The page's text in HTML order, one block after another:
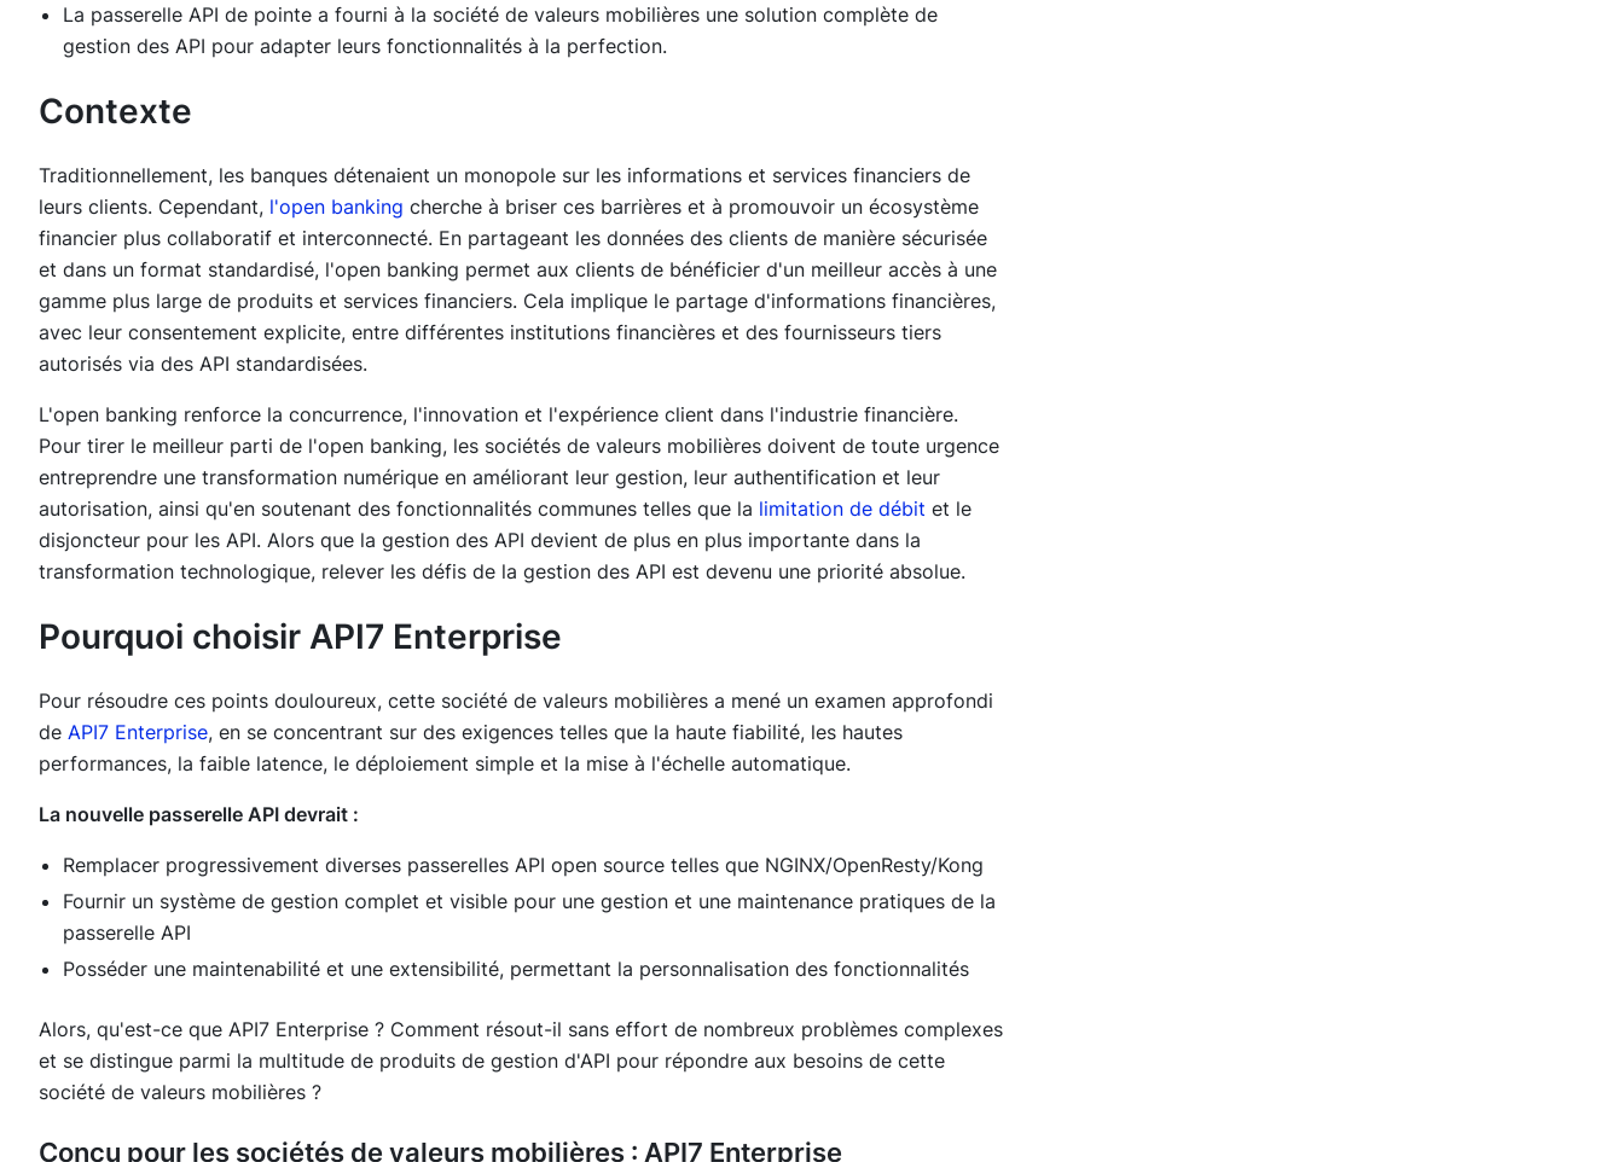
La passerelle API de pointe a fourni à la société de valeurs mobilières une solution complète de
gestion des API pour adapter leurs fonctionnalités à la perfection.
Contexte
Traditionnellement, les banques détenaient un monopole sur les informations et services financiers de
leurs clients. Cependant, l'open banking cherche à briser ces barrières et à promouvoir un écosystème
financier plus collaboratif et interconnecté. En partageant les données des clients de manière sécurisée
et dans un format standardisé, l'open banking permet aux clients de bénéficier d'un meilleur accès à une
gamme plus large de produits et services financiers. Cela implique le partage d'informations financières,
avec leur consentement explicite, entre différentes institutions financières et des fournisseurs tiers
autorisés via des API standardisées.
L'open banking renforce la concurrence, l'innovation et l'expérience client dans l'industrie financière.
Pour tirer le meilleur parti de l'open banking, les sociétés de valeurs mobilières doivent de toute urgence
entreprendre une transformation numérique en améliorant leur gestion, leur authentification et leur
autorisation, ainsi qu'en soutenant des fonctionnalités communes telles que la limitation de débit et le
disjoncteur pour les API. Alors que la gestion des API devient de plus en plus importante dans la
transformation technologique, relever les défis de la gestion des API est devenu une priorité absolue.
Pourquoi choisir API7 Enterprise
Pour résoudre ces points douloureux, cette société de valeurs mobilières a mené un examen approfondi
de API7 Enterprise, en se concentrant sur des exigences telles que la haute fiabilité, les hautes
performances, la faible latence, le déploiement simple et la mise à l'échelle automatique.
La nouvelle passerelle API devrait :
Remplacer progressivement diverses passerelles API open source telles que NGINX/OpenResty/Kong
Fournir un système de gestion complet et visible pour une gestion et une maintenance pratiques de la
passerelle API
Posséder une maintenabilité et une extensibilité, permettant la personnalisation des fonctionnalités
Alors, qu'est-ce que API7 Enterprise ? Comment résout-il sans effort de nombreux problèmes complexes
et se distingue parmi la multitude de produits de gestion d'API pour répondre aux besoins de cette
société de valeurs mobilières ?
Conçu pour les sociétés de valeurs mobilières : API7 Enterprise